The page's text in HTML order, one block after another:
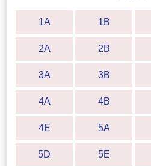
1A 1B
2A 2B
3A 3B
4A 4B
4E 5A
5D 5E